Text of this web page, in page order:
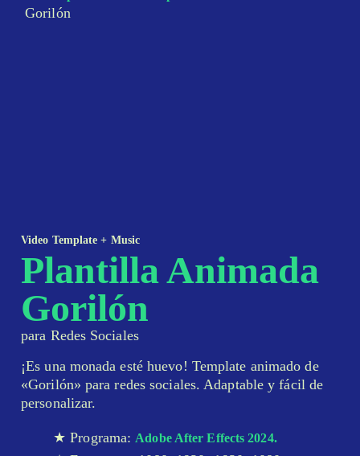
Gorilón
Video Template + Music
Plantilla Animada
Gorilón
para Redes Sociales
¡Es una monada esté huevo! Template animado de
«Gorilón» para redes sociales. Adaptable y fácil de
personalizar.
Programa: Adobe After Effects 2024.